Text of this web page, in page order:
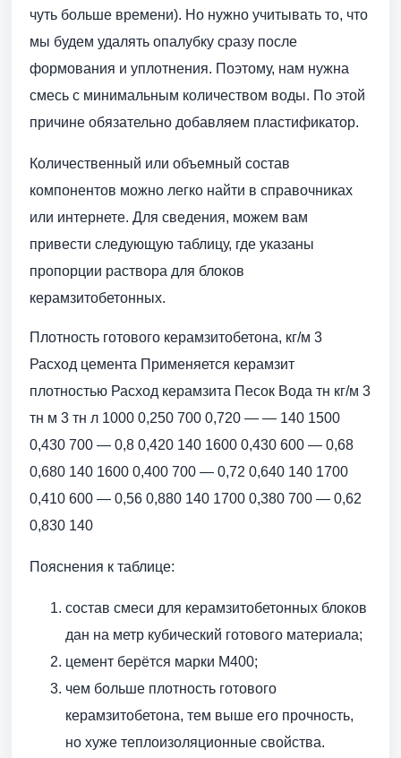
чуть больше времени). Но нужно учитывать то, что
мы будем удалять опалубку сразу после
формования и уплотнения. Поэтому, нам нужна
смесь с минимальным количеством воды. По этой
причине обязательно добавляем пластификатор.
Количественный или объемный состав
компонентов можно легко найти в справочниках
или интернете. Для сведения, можем вам
привести следующую таблицу, где указаны
пропорции раствора для блоков
керамзитобетонных.
Плотность готового керамзитобетона, кг/м 3
Расход цемента Применяется керамзит
плотностью Расход керамзита Песок Вода тн кг/м 3
тн м 3 тн л 1000 0,250 700 0,720 — — 140 1500
0,430 700 — 0,8 0,420 140 1600 0,430 600 — 0,68
0,680 140 1600 0,400 700 — 0,72 0,640 140 1700
0,410 600 — 0,56 0,880 140 1700 0,380 700 — 0,62
0,830 140
Пояснения к таблице:
состав смеси для керамзитобетонных блоков
дан на метр кубический готового материала;
цемент берётся марки М400;
чем больше плотность готового
керамзитобетона, тем выше его прочность,
но хуже теплоизоляционные свойства.